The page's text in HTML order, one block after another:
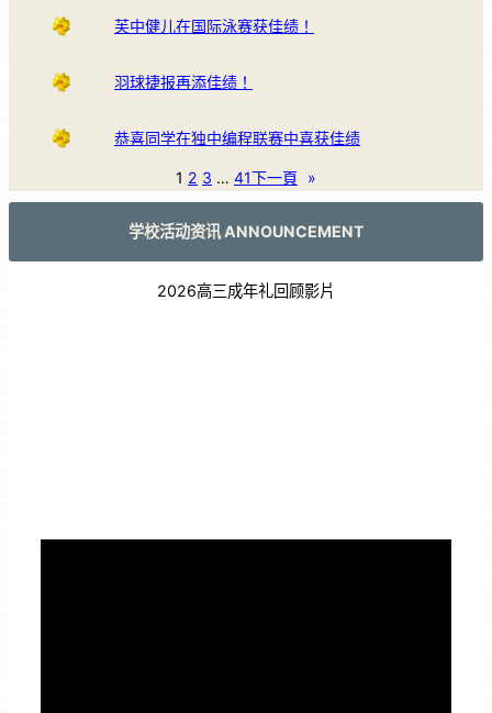
芙中健儿在国际泳赛获佳绩！
羽球捷报再添佳绩！
恭喜同学在独中编程联赛中喜获佳绩
1 2 3 … 41下一頁 »
学校活动资讯 ANNOUNCEMENT
2026高三成年礼回顾影片